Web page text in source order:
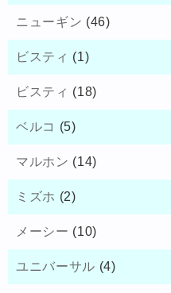
ニューギン (46)
ビスティ (1)
ビスティ (18)
ベルコ (5)
マルホン (14)
ミズホ (2)
メーシー (10)
ユニバーサル (4)